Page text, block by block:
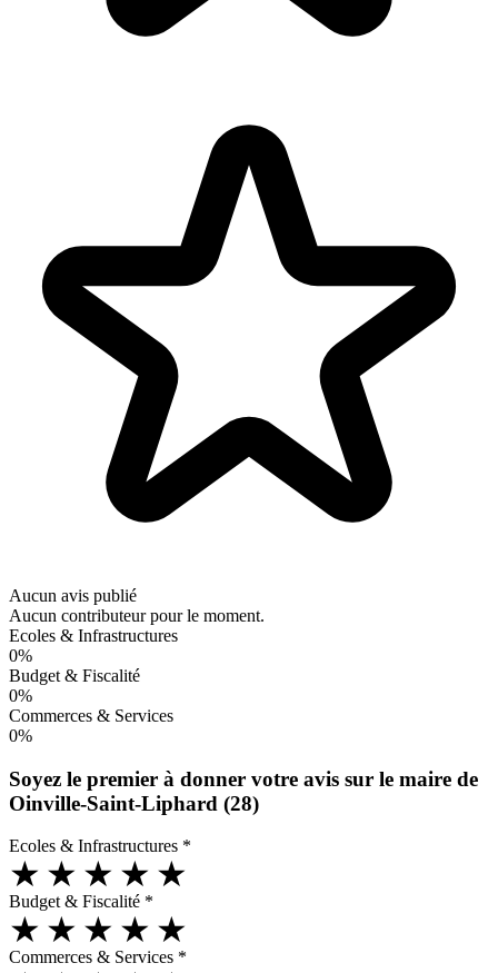
Aucun avis publié
Aucun contributeur pour le moment.
Ecoles & Infrastructures
0%
Budget & Fiscalité
0%
Commerces & Services
0%
Soyez le premier à donner votre avis sur le maire de
Oinville-Saint-Liphard (28)
Ecoles & Infrastructures *
★ ★ ★ ★ ★
Budget & Fiscalité *
★ ★ ★ ★ ★
Commerces & Services *